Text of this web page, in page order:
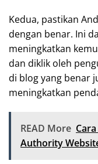
Kedua, pastikan
dengan benar. Ini
meningkatkan
dan diklik oleh
di blog yang benar
meningkatkan
READ More
Authority